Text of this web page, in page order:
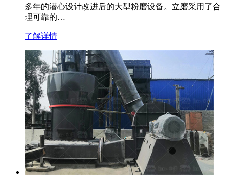
多年的潜心设计改进后的大型粉磨设备。立磨采用了合
理可靠的…
了解详情